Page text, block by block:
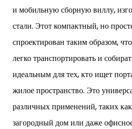
и мобильную сборную виллу,
стали. Этот компактный, но
спроектирован таким образом,
легко транспортировать и
идеальным для тех, кто ищет
жилое пространство. Это
различных применений, таких
загородный дом или даже